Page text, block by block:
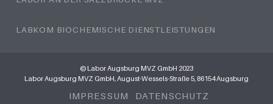
© Labor Augsburg MVZ GmbH 2023
Labor Augsburg MVZ GmbH, August-Wessels-Straße 5, 86154 Augsburg
IMPRESSUM DATENSCHUTZ
LABKOM BIOCHEMISCHE DIENSTLEISTUNGEN